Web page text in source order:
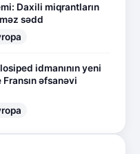
Daxili miqrantların
sədd
idmanının yeni
əfsanəvi